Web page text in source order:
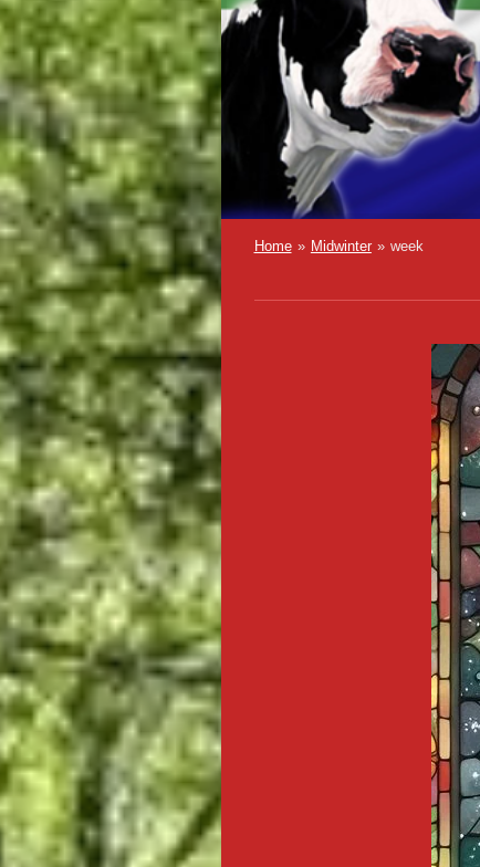
Home » Midwinter » week